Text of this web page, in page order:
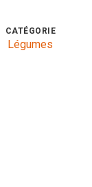
CATÉGORIE
Légumes